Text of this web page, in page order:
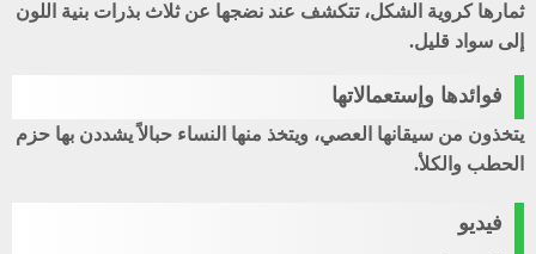
ثمارها كروية الشكل، تتكشف عند نضجها عن ثلاث بذرات بنية اللون
إلى سواد قليل.
فوائدها وإستعمالاتها
يتخذون من سيقانها العصي، ويتخذ منها النساء حبالاً يشددن بها حزم
الحطب والكلأ.
فيديو